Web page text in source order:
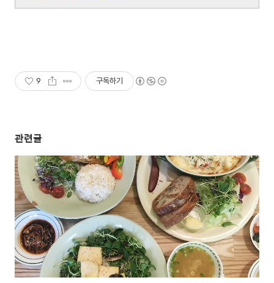
9 구독하기
관련글